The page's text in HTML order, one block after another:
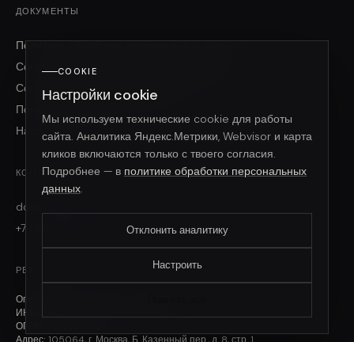
ДОКУМЕНТЫ
Политика обработки персональных данных
Согласие на обработку персональных данных
Согласие на рекламные коммуникации
Пользовательское соглашение
Настройки cookie
КОНТАКТЫ
docs@product.vision
+7 (906) 760-04-06
РЕКВИЗИТЫ
Оператор:
ИНН/КПП:
ОГРН:
COOKIE
Настройки cookie
Мы используем технические cookie для работы
сайта. Аналитика Яндекс.Метрики, Webvisor и карта
кликов включаются только с твоего согласия.
Подробнее — в политике обработки персональных
данных.
Отклонить аналитику
Настроить